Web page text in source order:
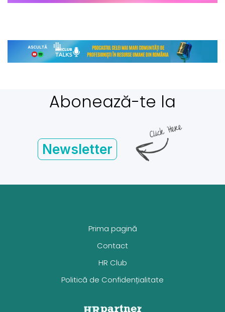
Abonează-te la
Newsletter
Prima pagină
Contact
HR Club
Politică de Confidențialitate